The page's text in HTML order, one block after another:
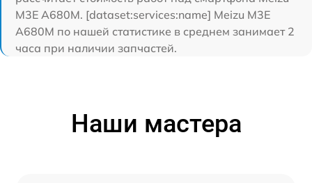
M3E A680M. [dataset:services:name] Meizu M3E
A680M по нашей статистике в среднем занимает 2
часа при наличии запчастей.
Наши мастера